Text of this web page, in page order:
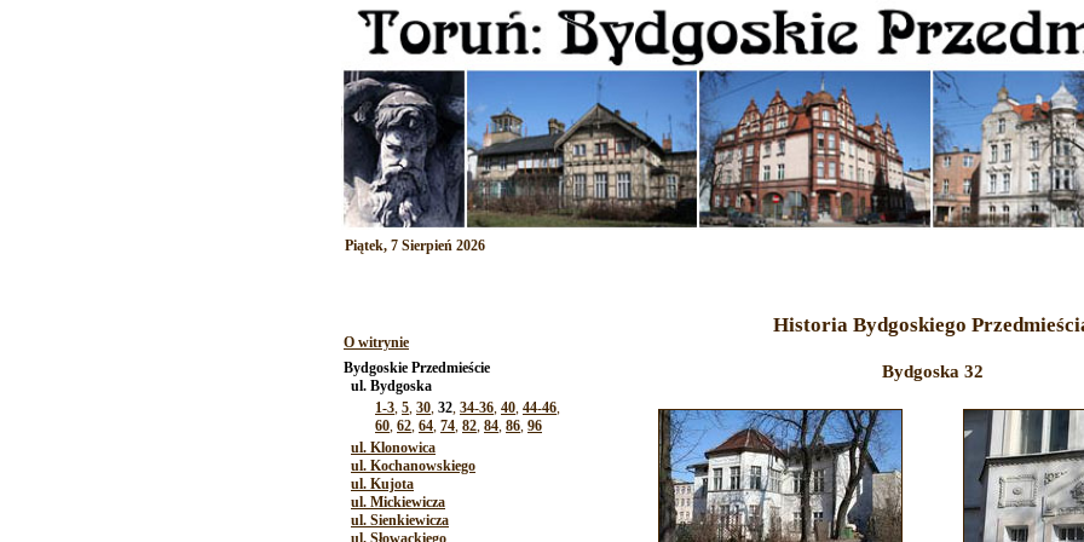
Piątek, 7 Sierpień 2026
O witrynie
Bydgoskie Przedmieście
ul. Bydgoska
1-3, 5, 30, 32, 34-36, 40, 44-46,
60, 62, 64, 74, 82, 84, 86, 96
ul. Klonowica
ul. Kochanowskiego
ul. Kujota
ul. Mickiewicza
ul. Sienkiewicza
ul. Słowackiego
Historia Bydgoskiego
Bydgoska 32